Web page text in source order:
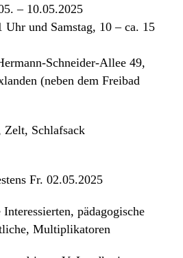
– 10.05.2025
und Samstag, 10 – ca. 15
Schneider-Allee 49,
(neben dem Freibad
Schlafsack
Fr. 02.05.2025
pädagogische
Multiplikatoren